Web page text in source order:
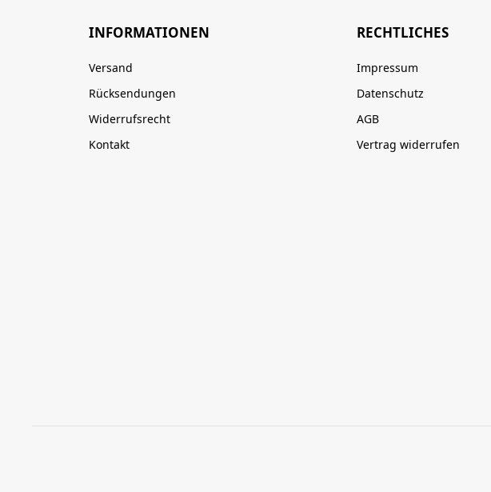
INFORMATIONEN
Versand
Rücksendungen
Widerrufsrecht
Kontakt
RECHTLICHES
Impressum
Datenschutz
AGB
Vertrag widerrufen